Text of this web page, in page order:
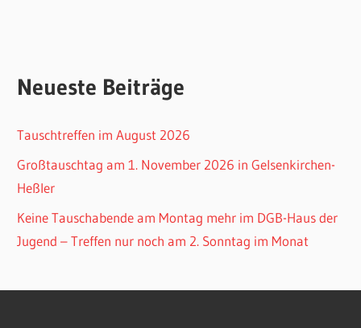
Neueste Beiträge
Tauschtreffen im August 2026
Großtauschtag am 1. November 2026 in Gelsenkirchen-
Heßler
Keine Tauschabende am Montag mehr im DGB-Haus der
Jugend – Treffen nur noch am 2. Sonntag im Monat